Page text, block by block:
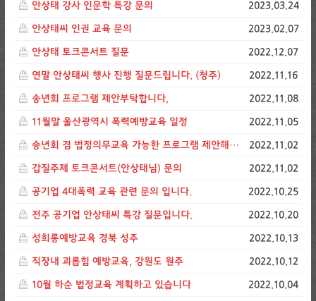
안상태 강사 인문학 특강 문의 2023.03.24
안상태씨 인권 교육 문의 2023.02.07
안상태 토크콘서트 질문 2022.12.07
연말 안상태씨 행사 진행 질문드립니다. (청주) 2022.11.16
송년회 프로그램 제안부탁합니다, 2022.11.08
11월말 울산광역시 폭력예방교육 일정 2022.11.05
송년회 겸 법정의무교육 가능한 프로그램 제안해주세요 2022.11.02
갑질주제 토크콘서트(안상태님) 문의 2022.11.02
공기업 4대폭력 교육 관련 문의 입니다. 2022.10.25
전주 공기업 안상태씨 특강 질문입니다. 2022.10.20
성희롱예방교육 경북 성주 2022.10.13
직장내 괴롭힘 예방교육, 강원도 원주 2022.10.12
10월 하순 법정교육 계획하고 있습니다 2022.10.04